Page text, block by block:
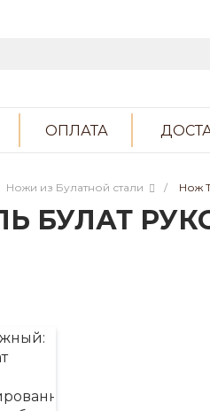
ОПЛАТА
Ножи из Булатной стали / Нож
БУЛАТ